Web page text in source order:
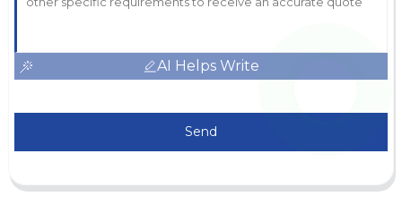
AI Helps Write
Send